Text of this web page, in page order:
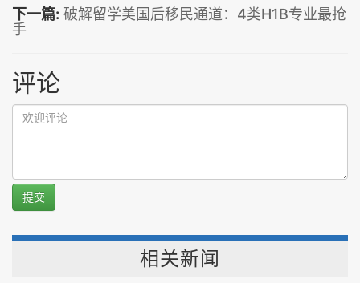
下一篇: 破解留学美国后移民通道：4类H1B专业最抢
手
评论
提交
相关新闻